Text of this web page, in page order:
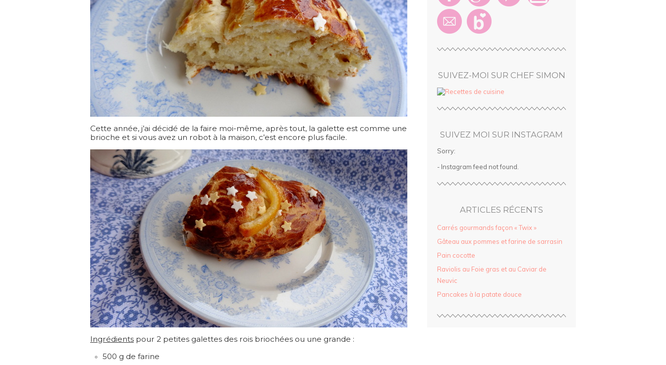
Cette année, j’ai décidé de la faire moi-même, après tout, la galette est comme une
brioche et si vous avez un robot à la maison, c’est encore plus facile.
Ingrédients pour 2 petites galettes des rois briochées ou une grande :
500 g de farine
SUIVEZ-MOI SUR CHEF SIMON
SUIVEZ MOI SUR INSTAGRAM
Sorry:
- Instagram feed not found.
ARTICLES RÉCENTS
Carrés gourmands façon « Twix »
Gâteau aux pommes et farine de sarrasin
Pain cocotte
Raviolis au Foie gras et au Caviar de
Neuvic
Pancakes à la patate douce